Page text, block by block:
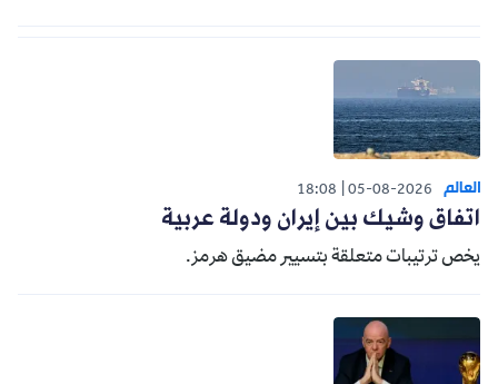
العالم 05-08-2026
18:08
اتفاق وشيك بين إيران ودولة عربية
يخص ترتيبات متعلقة بتسيير مضيق هرمز.